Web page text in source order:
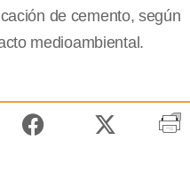
de cemento, según
medioambiental.